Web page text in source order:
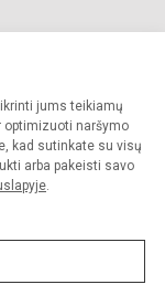
jums teikiamų
optimizuoti naršymo
kad sutinkate su visų
arba pakeisti savo
.
teisės saugomos.
griežtai draudžiama.